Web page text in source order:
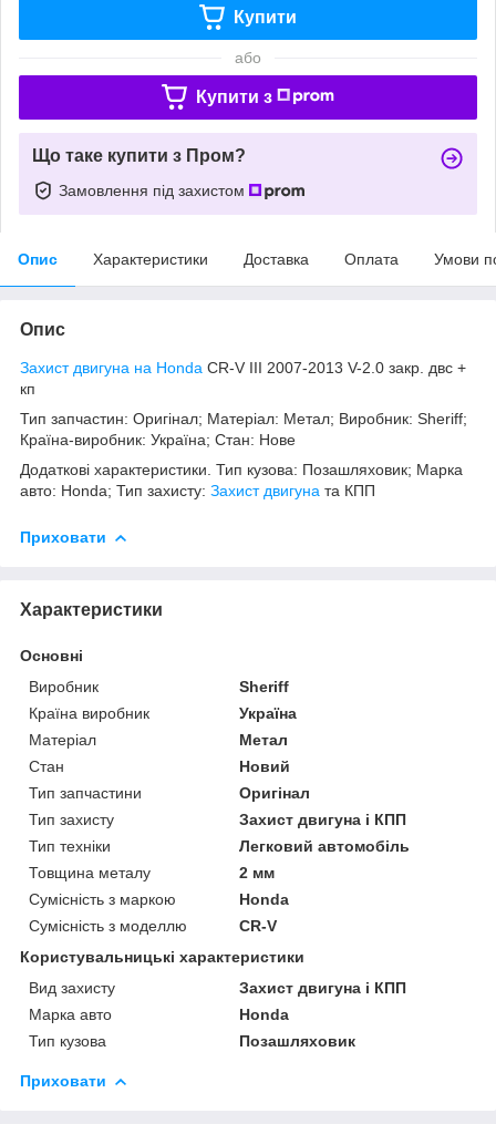
Купити
або
Купити з
Що таке купити з Пром?
Замовлення під захистом
Опис Характеристики Доставка Оплата Умови
Опис
Захист двигуна на Honda CR-V III 2007-2013 V-2.0 закр. двс +
кп
Тип запчастин: Оригінал; Матеріал: Метал; Виробник: Sheriff;
Країна-виробник: Україна; Стан: Нове
Додаткові характеристики. Тип кузова: Позашляховик; Марка
авто: Honda; Тип захисту: Захист двигуна та КПП
Приховати
Характеристики
Основні
Виробник
Sheriff
Країна виробник
Україна
Матеріал
Метал
Стан
Новий
Тип запчастини
Оригінал
Тип захисту
Захист двигуна і КПП
Тип техніки
Легковий автомобіль
Товщина металу
2 мм
Сумісність з маркою
Honda
Сумісність з моделлю
CR-V
Користувальницькі характеристики
Вид захисту
Захист двигуна і КПП
Марка авто
Honda
Тип кузова
Позашляховик
Приховати